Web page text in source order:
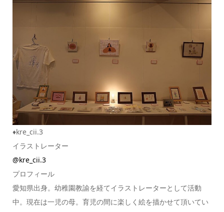
♦kre_cii.3
イラストレーター
@kre_cii.3
プロフィール
愛知県出身。幼稚園教諭を経てイラストレーターとして活動
中。現在は一児の母。育児の間に楽しく絵を描かせて頂いてい